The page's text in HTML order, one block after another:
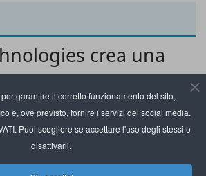
garantire il corretto funzionamento del sito,
e, ove previsto, fornire i servizi dei social media.
Puoi scegliere se accettare l'uso degli stessi o
disattivarli.
crea una
per l’high-speed